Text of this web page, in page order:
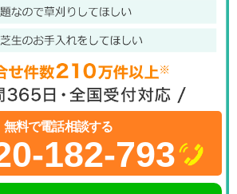
無料で電話相談する
182-793